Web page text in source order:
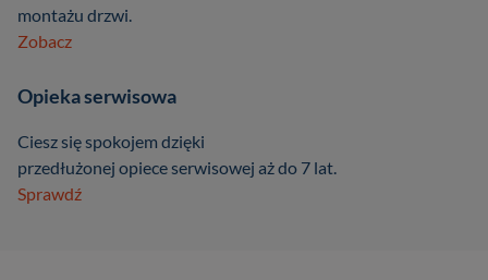
montażu drzwi.
Zobacz
Opieka serwisowa
Ciesz się spokojem dzięki
przedłużonej opiece serwisowej aż do 7 lat.
Sprawdź